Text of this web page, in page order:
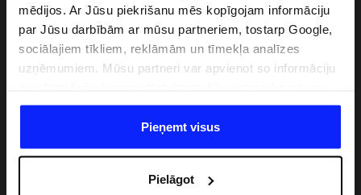
mēdijos. Ar Jūsu piekrišanu mēs kopīgojam informāciju
par Jūsu darbībām ar mūsu partneriem, tostarp Google,
sociālajiem tīkliem, reklāmām un tīmekļa analīzes
uzņēmumiem. Mūsu partneri var apvienot so informāciju
datiem, ko viņi iegūst, izmantojot viņu pakalpojumus. Ar
Jūsu atļauju, mēs varam pārsūtīt Jūsu personas datus
saviem partneriem, lai uzlabotu veidu, kadā tiek rādīta
saturu un uzlabotu mūsu partneru piedāvātos risinajumus
Pieņemt visus
Pielāgot